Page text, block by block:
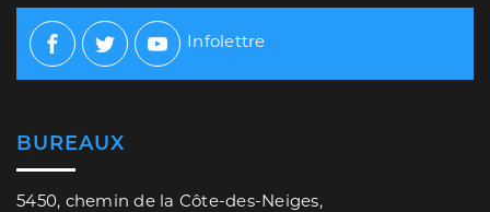
Facebook
TwitterYoutube
Infolettre
BUREAUX
5450, chemin de la Côte-des-Neiges,